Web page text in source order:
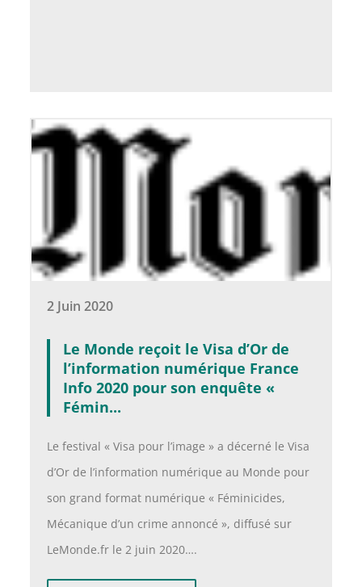
2 Juin 2020
Le Monde reçoit le Visa d’Or de
l’information numérique France
Info 2020 pour son enquête «
Fémin...
Le festival « Visa pour l’image » a décerné le Visa
d’Or de l’information numérique au Monde pour
son grand format numérique « Féminicides,
Mécanique d’un crime annoncé », diffusé sur
LeMonde.fr le 2 juin 2020….